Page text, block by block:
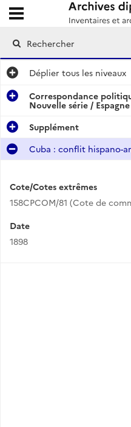
Archives
Ouvrir le menu déroulant
Déplier tous les niveaux
Correspondance
Nouvelle série / Espagne
Supplément
Cuba : conflit hispano-
Cote/Cotes extrêmes
158CPCOM/81 (Cote de
Date
1898